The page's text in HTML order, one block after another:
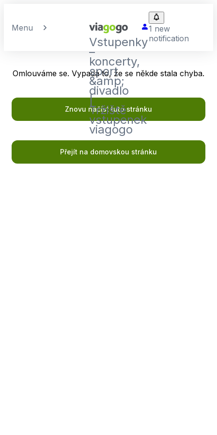
Menu
Vstupenky
–
koncerty,
sport
&amp;
divadlo
|
Tržiště
vstupenek
viagogo
1 new
notification
Omlouváme se. Vypadá to, že se někde stala chyba.
Znovu načíst tuto stránku
Přejít na domovskou stránku